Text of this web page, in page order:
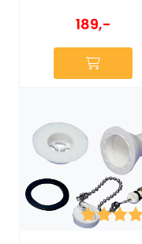
189,-
Karakter: